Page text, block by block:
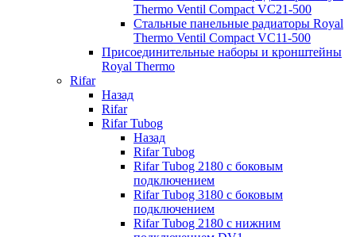
Thermo Ventil Compact VC21-500
Стальные панельные радиаторы Royal
Thermo Ventil Compact VC11-500
Присоединительные наборы и кронштейны
Royal Thermo
Rifar
Назад
Rifar
Rifar Tubog
Назад
Rifar Tubog
Rifar Tubog 2180 с боковым
подключением
Rifar Tubog 3180 с боковым
подключением
Rifar Tubog 2180 с нижним